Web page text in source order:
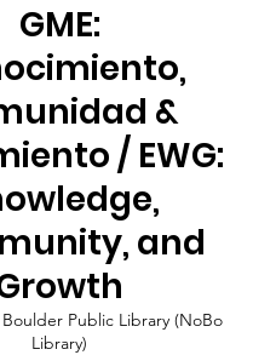
GME:
&
/ EWG:
and
Boulder Public Library (NoBo
Library)